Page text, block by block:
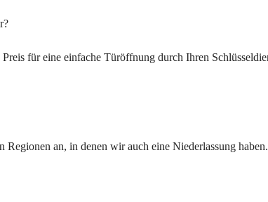
für eine einfache Türöffnung durch Ihren
an, in denen wir auch eine Niederlassung